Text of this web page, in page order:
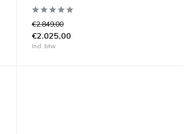
€2.849,00
€2.025,00
Incl. btw